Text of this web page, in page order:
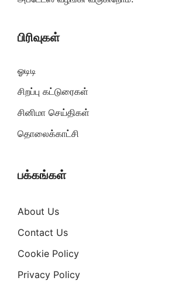
பிரிவுகள்
ஓடிடி
சிறப்பு கட்டுரைகள்
சினிமா செய்திகள்
தொலைக்காட்சி
பக்கங்கள்
About Us
Contact Us
Cookie Policy
Privacy Policy